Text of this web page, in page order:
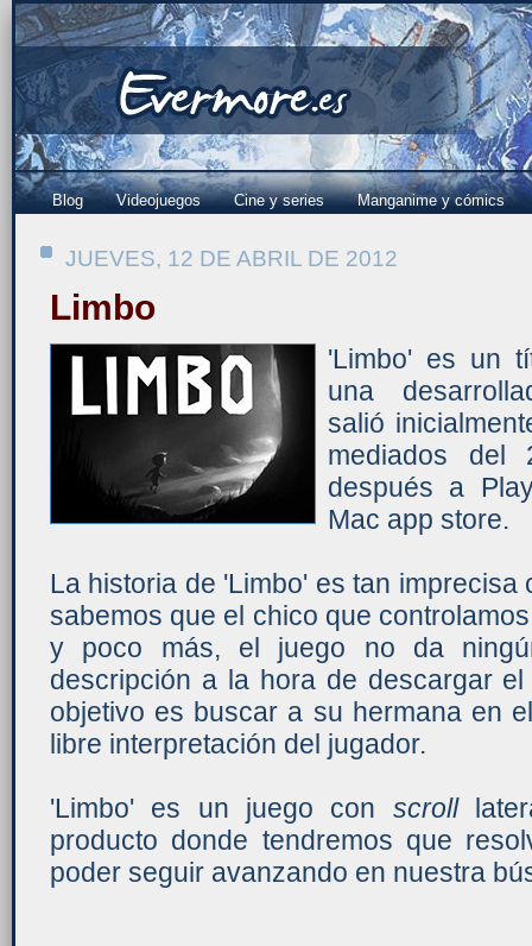
Blog Videojuegos Cine y series Manganime y cómics
JUEVES, 12 DE ABRIL DE 2012
Limbo
'Limbo' es un
una
salió
mediados del
después a
Mac app store.
La historia de 'Limbo' es tan
sabemos que el chico que
y poco más, el juego no da
descripción a la hora de descargar
objetivo es buscar a su hermana en
libre interpretación del jugador.
'Limbo' es un juego con scroll
producto donde tendremos que
poder seguir avanzando en nuestra